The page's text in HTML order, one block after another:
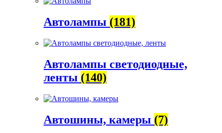
Автолампы (181)
Автолампы светодиодные,
ленты (140)
Автошины, камеры (7)